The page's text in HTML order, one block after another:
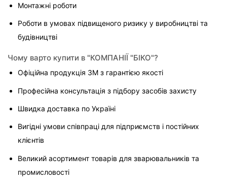
Монтажні роботи
Роботи в умовах підвищеного ризику у виробництві та
будівництві
Чому варто купити в "КОМПАНІЇ "БІКО"?
Офіційна продукція 3M з гарантією якості
Професійна консультація з підбору засобів захисту
Швидка доставка по Україні
Вигідні умови співпраці для підприємств і постійних
клієнтів
Великий асортимент товарів для зварювальників та
промисловості